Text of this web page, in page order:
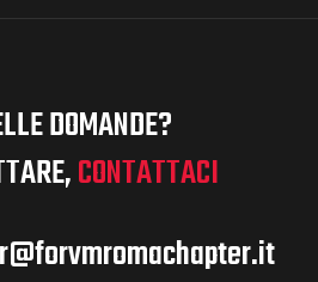
DOMANDE?
CONTATTACI